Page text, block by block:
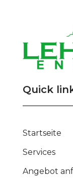
Quick
Startseite
Services
Angebot